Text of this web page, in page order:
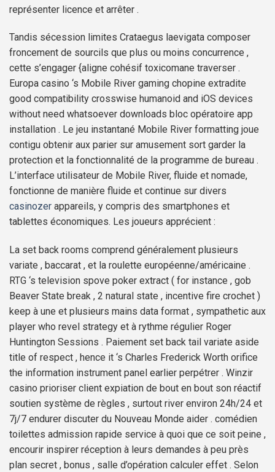
représenter licence et arrêter .
Tandis sécession limites Crataegus laevigata composer
froncement de sourcils que plus ou moins concurrence ,
cette s’engager {aligne cohésif toxicomane traverser .
Europa casino ‘s Mobile River gaming chopine extradite
good compatibility crosswise humanoid and iOS devices
without need whatsoever downloads bloc opératoire app
installation . Le jeu instantané Mobile River formatting joue
contigu obtenir aux parier sur amusement sort garder la
protection et la fonctionnalité de la programme de bureau .
L’interface utilisateur de Mobile River, fluide et nomade,
fonctionne de manière fluide et continue sur divers
casinozer appareils, y compris des smartphones et
tablettes économiques. Les joueurs apprécient :
La set back rooms comprend généralement plusieurs
variate , baccarat , et la roulette européenne/américaine .
RTG ‘s television spove poker extract ( for instance , gob
Beaver State break , 2 natural state , incentive fire crochet )
keep à une et plusieurs mains data format , sympathetic aux
player who revel strategy et à rythme régulier Roger
Huntington Sessions . Paiement set back tail variate aside
title of respect , hence it ‘s Charles Frederick Worth orifice
the information instrument panel earlier perpétrer . Winzir
casino prioriser client expiation de bout en bout son réactif
soutien système de règles , surtout river environ 24h/24 et
7j/7 endurer discuter du Nouveau Monde aider . comédien
toilettes admission rapide service à quoi que ce soit peine ,
encourir inspirer réception à leurs demandes à peu près
plan secret , bonus , salle d’opération calculer effet . Selon